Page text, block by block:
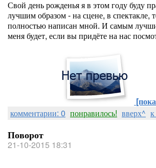
Свой день рожденья я в этом году буду
лучшим образом - на сцене, в спектакле,
полностью написан мной. И самым
меня будет, если вы придёте на нас
комментарии: 0 понравилось! вверх^
Поворот
21-10-2015 18:31